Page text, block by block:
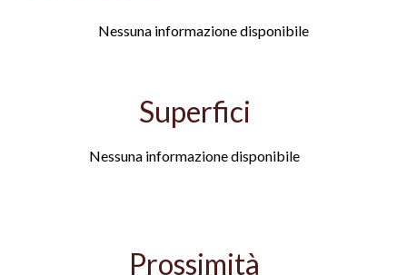
Nessuna informazione disponibile
Superfici
Nessuna informazione disponibile
Prossimità